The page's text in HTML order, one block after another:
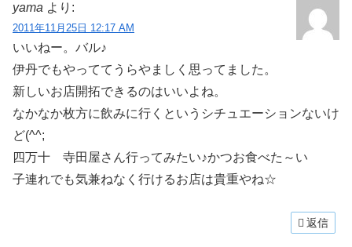
yama より:
2011年11月25日 12:17 AM
いいねー。バル♪
伊丹でもやっててうらやましく思ってました。
新しいお店開拓できるのはいいよね。
なかなか枚方に飲みに行くというシチュエーションないけ
ど(^^;
四万十 寺田屋さん行ってみたい♪かつお食べた～い
子連れでも気兼ねなく行けるお店は貴重やね☆
返信